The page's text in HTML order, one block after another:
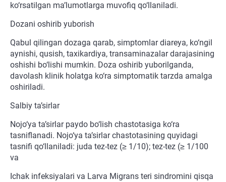
ko‘rsatilgan ma’lumotlarga muvofiq qo‘llaniladi.
Dozani oshirib yuborish
Qabul qilingan dozaga qarab, simptomlar diareya, ko‘ngil
aynishi, qusish, taxikardiya, transaminazalar darajasining
oshishi bo‘lishi mumkin. Doza oshirib yuborilganda,
davolash klinik holatga ko‘ra simptomatik tarzda amalga
oshiriladi.
Salbiy ta’sirlar
Nojo‘ya ta’sirlar paydo bo‘lish chastotasiga ko‘ra
tasniflanadi. Nojo‘ya ta’sirlar chastotasining quyidagi
tasnifi qo‘llaniladi: juda tez-tez (≥ 1/10); tez-tez (≥ 1/100
va
Ichak infeksiyalari va Larva Migrans teri sindromini qisqa